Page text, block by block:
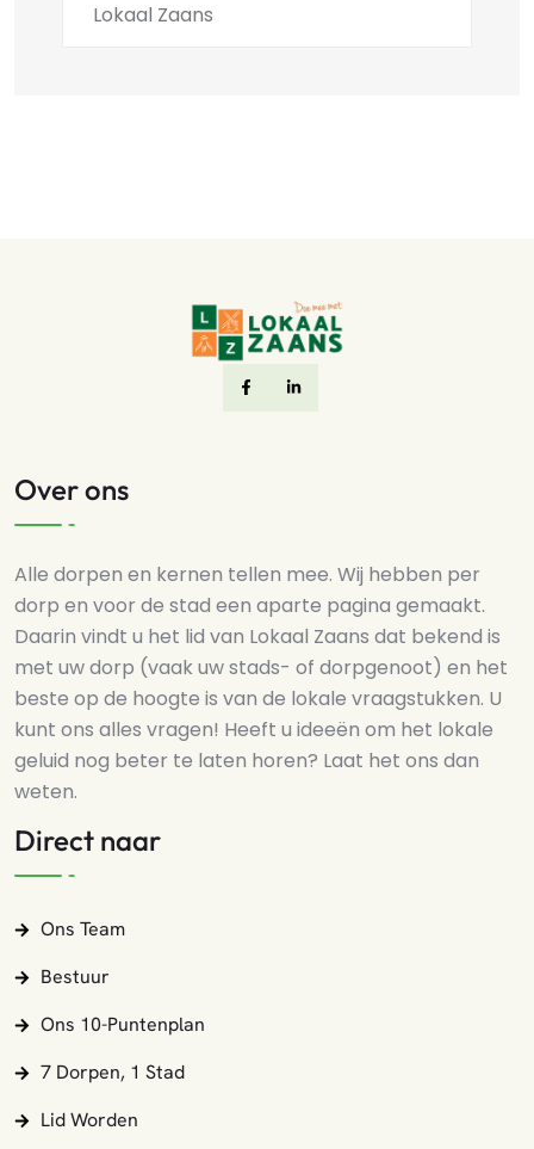
Lokaal Zaans
Over ons
Alle dorpen en kernen tellen mee. Wij hebben per
dorp en voor de stad een aparte pagina gemaakt.
Daarin vindt u het lid van Lokaal Zaans dat bekend is
met uw dorp (vaak uw stads- of dorpgenoot) en het
beste op de hoogte is van de lokale vraagstukken. U
kunt ons alles vragen! Heeft u ideeën om het lokale
geluid nog beter te laten horen? Laat het ons dan
weten.
Direct naar
Ons Team
Bestuur
Ons 10-Puntenplan
7 Dorpen, 1 Stad
Lid Worden